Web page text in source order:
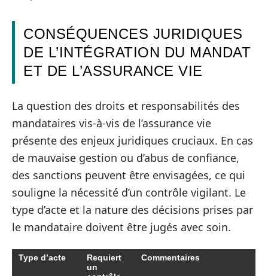
CONSÉQUENCES JURIDIQUES
DE L’INTÉGRATION DU MANDAT
ET DE L’ASSURANCE VIE
La question des droits et responsabilités des
mandataires vis-à-vis de l’assurance vie
présente des enjeux juridiques cruciaux. En cas
de mauvaise gestion ou d’abus de confiance,
des sanctions peuvent être envisagées, ce qui
souligne la nécessité d’un contrôle vigilant. Le
type d’acte et la nature des décisions prises par
le mandataire doivent être jugés avec soin.
Type d’acte
Requiert
un
Commentaires